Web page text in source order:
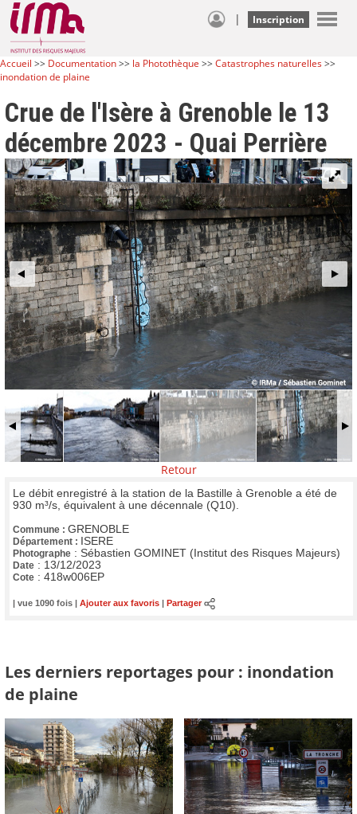
| Inscription
Accueil >> Documentation>> la Photothèque >>Catastrophes naturelles>>
inondation de plaine
Crue de l'Isère à Grenoble le 13
décembre 2023 - Quai Perrière
Retour
Le débit enregistré à la station de la Bastille à Grenoble a été de
930 m³/s, équivalent à une décennale (Q10).
Commune : GRENOBLE
Département : ISERE
Photographe : Sébastien GOMINET (Institut des Risques Majeurs)
Date : 13/12/2023
Cote : 418w006EP
| vue 1090 fois | Ajouter aux favoris Partager
Les derniers reportages pour : inondation
de plaine